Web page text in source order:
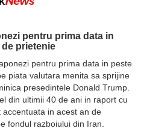
pentru prima data in
prietenie
pentru prima data in peste
piata valutara menita sa sprijine
presedintele Donald Trump.
din ultimii 40 de ani in raport cu
in acest an de
fondul razboiului din Iran.